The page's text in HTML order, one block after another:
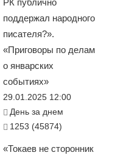
поддержал народного
писателя?».
«Приговоры по делам
о январских
событиях»
29.01.2025 12:00
День за днем
1253 (45874)
«Токаев не сторонник